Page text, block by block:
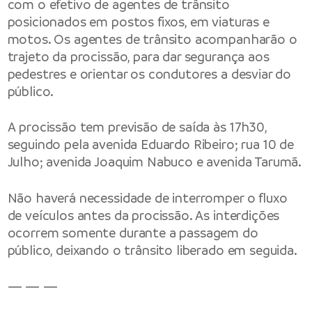
com o efetivo de agentes de trânsito
posicionados em postos fixos, em viaturas e
motos. Os agentes de trânsito acompanharão o
trajeto da procissão, para dar segurança aos
pedestres e orientar os condutores a desviar do
público.
A procissão tem previsão de saída às 17h30,
seguindo pela avenida Eduardo Ribeiro; rua 10 de
Julho; avenida Joaquim Nabuco e avenida Tarumã.
Não haverá necessidade de interromper o fluxo
de veículos antes da procissão. As interdições
ocorrem somente durante a passagem do
público, deixando o trânsito liberado em seguida.
— — —